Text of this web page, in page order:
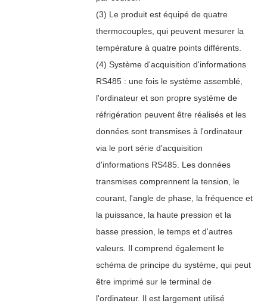
(3) Le produit est équipé de quatre
thermocouples, qui peuvent mesurer la
température à quatre points différents.
(4) Système d'acquisition d'informations
RS485 : une fois le système assemblé,
l'ordinateur et son propre système de
réfrigération peuvent être réalisés et les
données sont transmises à l'ordinateur
via le port série d'acquisition
d'informations RS485. Les données
transmises comprennent la tension, le
courant, l'angle de phase, la fréquence et
la puissance, la haute pression et la
basse pression, le temps et d'autres
valeurs. Il comprend également le
schéma de principe du système, qui peut
être imprimé sur le terminal de
l'ordinateur. Il est largement utilisé